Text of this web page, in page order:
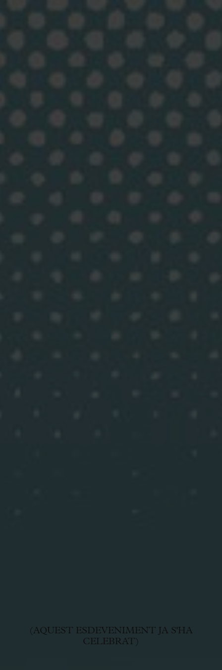
(AQUEST ESDEVENIMENT JA S'HA
CELEBRAT)